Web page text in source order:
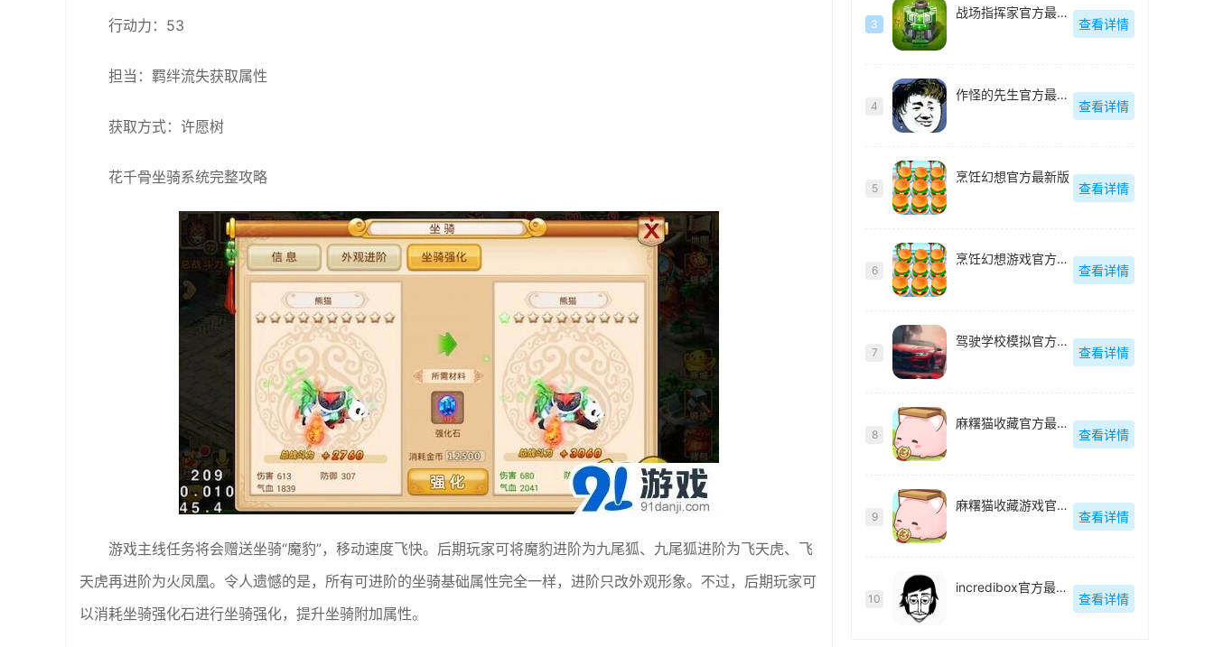
行动力：53
担当：羁绊流失获取属性
获取方式：许愿树
花千骨坐骑系统完整攻略
游戏主线任务将会赠送坐骑“魔豹”，移动速度飞快。后期玩家可将魔豹进阶为九尾狐、九尾狐进阶为飞天虎、飞
天虎再进阶为火凤凰。令人遗憾的是，所有可进阶的坐骑基础属性完全一样，进阶只改外观形象。不过，后期玩家可
以消耗坐骑强化石进行坐骑强化，提升坐骑附加属性。
3
战场指挥家官方最新版
查看详情
4
作怪的先生官方最新版
查看详情
5
烹饪幻想官方最新版
查看详情
6
烹饪幻想游戏官方最新版
查看详情
7
驾驶学校模拟官方最新版
查看详情
8
麻糬猫收藏官方最新版
查看详情
9
麻糬猫收藏游戏官方最新版
查看详情
10
incredibox官方最新版
查看详情